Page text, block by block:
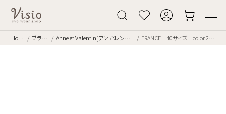
Home ブランド Anne et Valentin[アン バレンタイン] FRANCE 40サイズ color.24B11